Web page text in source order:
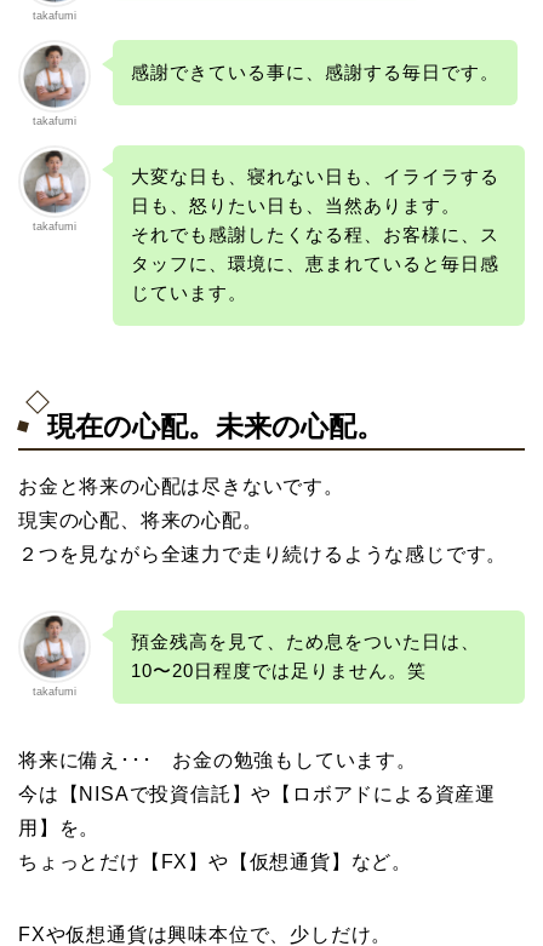
takafumi
takafumi
感謝できている事に、感謝する毎日です。
takafumi
大変な日も、寝れない日も、イライラする
日も、怒りたい日も、当然あります。
それでも感謝したくなる程、お客様に、ス
タッフに、環境に、恵まれていると毎日感
じています。
現在の心配。未来の心配。
お金と将来の心配は尽きないです。
現実の心配、将来の心配。
２つを見ながら全速力で走り続けるような感じです。
takafumi
預金残高を見て、ため息をついた日は、
10〜20日程度では足りません。笑
将来に備え･･･ お金の勉強もしています。
今は【NISAで投資信託】や【ロボアドによる資産運
用】を。
ちょっとだけ【FX】や【仮想通貨】など。
FXや仮想通貨は興味本位で、少しだけ。